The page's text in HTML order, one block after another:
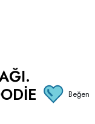
Beğen